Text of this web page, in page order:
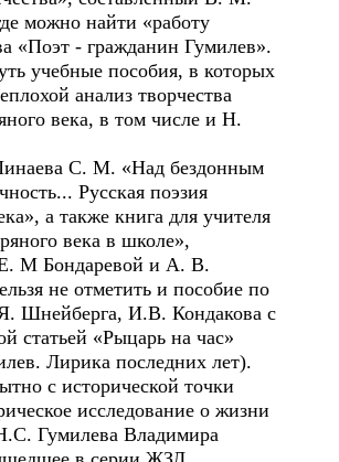
можно найти «работу
«Поэт - гражданин Гумилев».
учебные пособия, в которых
анализ творчества
века, в том числе и Н.
С. М. «Над бездонным
Русская поэзия
а также книга для учителя
века в школе»,
Е. М Бондаревой и А. В.
не отметить и пособие по
Шнейберга, И.В. Кондакова с
статьей «Рыцарь на час»
Лирика последних лет).
с исторической точки
исследование о жизни
Гумилева Владимира